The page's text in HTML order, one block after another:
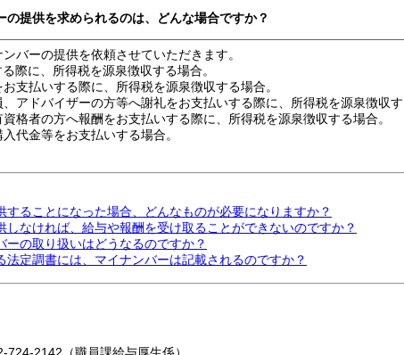
提供を求められるのは、どんな場合ですか？
バーの提供を依頼させていただきます。
際に、所得税を源泉徴収する場合。
支払いする際に、所得税を源泉徴収する場合。
アドバイザーの方等へ謝礼をお支払いする際に、所得税を源泉徴収
格者の方へ報酬をお支払いする際に、所得税を源泉徴収する場合。
代金等をお支払いする場合。
ることになった場合、どんなものが必要になりますか？
なければ、給与や報酬を受け取ることができないのですか？
の取り扱いはどうなるのですか？
定調書には、マイナンバーは記載されるのですか？